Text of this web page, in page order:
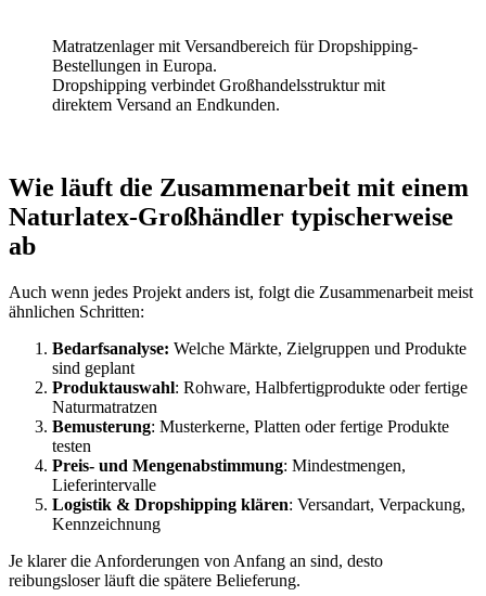
Matratzenlager mit Versandbereich für Dropshipping-
Bestellungen in Europa.
Dropshipping verbindet Großhandelsstruktur mit
direktem Versand an Endkunden.
Wie läuft die Zusammenarbeit mit einem
Naturlatex-Großhändler typischerweise
ab
Auch wenn jedes Projekt anders ist, folgt die Zusammenarbeit meist
ähnlichen Schritten:
Bedarfsanalyse: Welche Märkte, Zielgruppen und Produkte
sind geplant
Produktauswahl: Rohware, Halbfertigprodukte oder fertige
Naturmatratzen
Bemusterung: Musterkerne, Platten oder fertige Produkte
testen
Preis- und Mengenabstimmung: Mindestmengen,
Lieferintervalle
Logistik & Dropshipping klären: Versandart, Verpackung,
Kennzeichnung
Je klarer die Anforderungen von Anfang an sind, desto
reibungsloser läuft die spätere Belieferung.